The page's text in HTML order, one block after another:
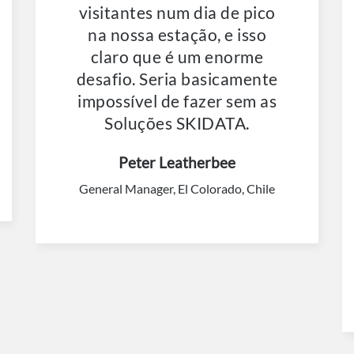
visitantes num dia de pico
na nossa estação, e isso
claro que é um enorme
desafio. Seria basicamente
impossível de fazer sem as
Soluções SKIDATA.
Peter Leatherbee
General Manager, El Colorado, Chile